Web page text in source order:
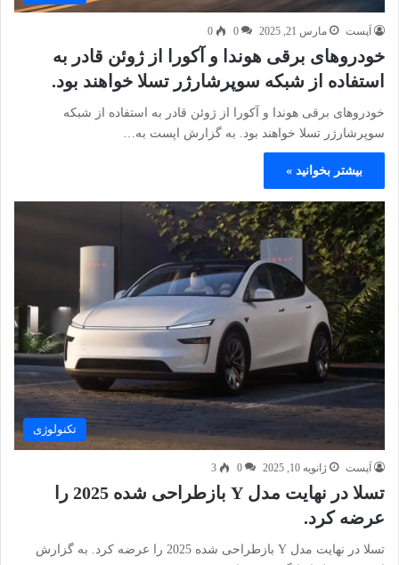
اَپست مارس 21, 2025 0
0
خودروهای برقی هوندا و آکورا از ژوئن قادر به
استفاده از شبکه سوپرشارژر تسلا خواهند بود.
خودروهای برقی هوندا و آکورا از ژوئن قادر به استفاده از شبکه
سوپرشارژر تسلا خواهند بود. به گزارش اپست به…
بیشتر بخوانید »
تکنولوژی
اَپست ژانویه 10, 2025 0
3
تسلا در نهایت مدل Y بازطراحی شده 2025 را
عرضه کرد.
تسلا در نهایت مدل Y بازطراحی شده 2025 را عرضه کرد. به گزارش